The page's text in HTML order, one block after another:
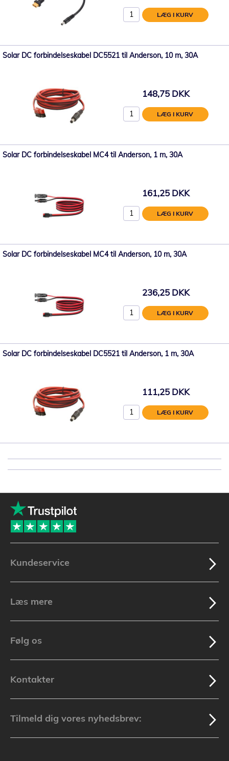
LÆG I KURV
Solar DC forbindelseskabel DC5521 til Anderson, 10 m, 30A
148,75 DKK
LÆG I KURV
Solar DC forbindelseskabel MC4 til Anderson, 1 m, 30A
161,25 DKK
LÆG I KURV
Solar DC forbindelseskabel MC4 til Anderson, 10 m, 30A
236,25 DKK
LÆG I KURV
Solar DC forbindelseskabel DC5521 til Anderson, 1 m, 30A
111,25 DKK
LÆG I KURV
Kundeservice
Læs mere
Følg os
Kontakter
Tilmeld dig vores nyhedsbrev: